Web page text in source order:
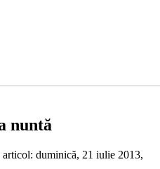
nuntă
articol: duminică, 21 iulie 2013,